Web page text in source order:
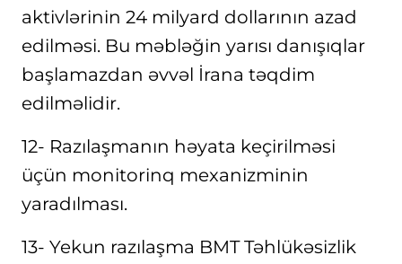
aktivlərinin 24 milyard dollarının azad
edilməsi. Bu məbləğin yarısı danışıqlar
başlamazdan əvvəl İrana təqdim
edilməlidir.
12- Razılaşmanın həyata keçirilməsi
üçün monitorinq mexanizminin
yaradılması.
13- Yekun razılaşma BMT Təhlükəsizlik